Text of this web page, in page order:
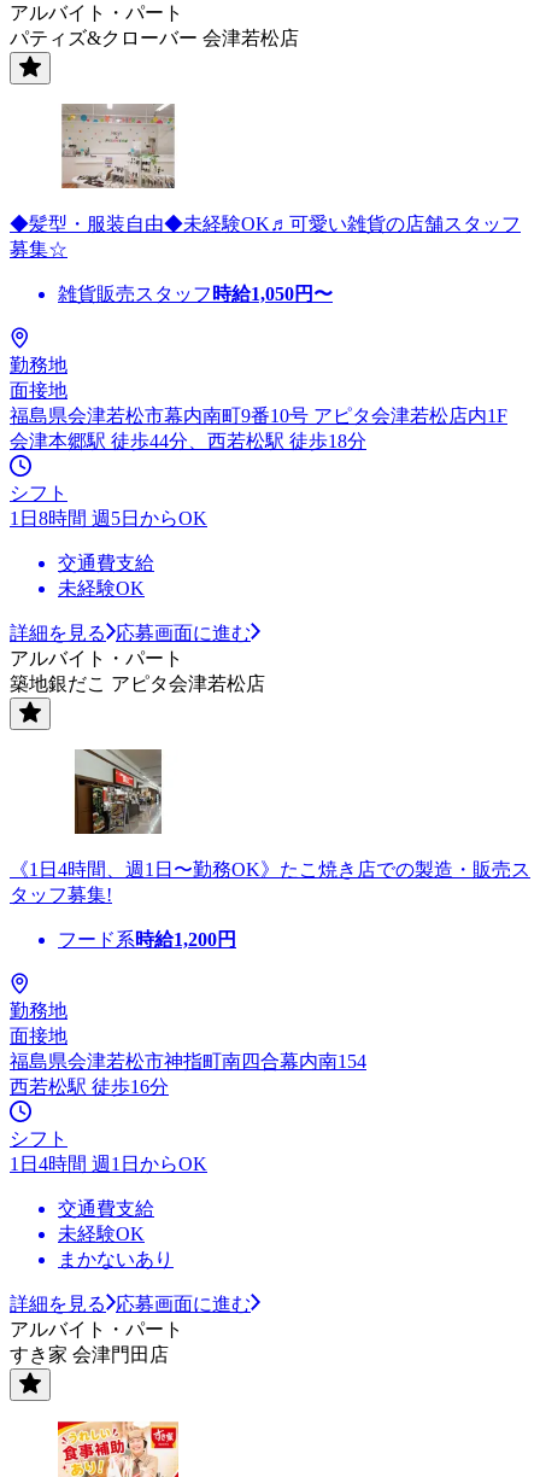
アルバイト・パート
パティズ&クローバー 会津若松店
◆髪型・服装自由◆未経験OK♬可愛い雑貨の店舗スタッフ
募集☆
雑貨販売スタッフ 時給1,050円〜
勤務地
面接地
福島県会津若松市幕内南町9番10号 アピタ会津若松店内1F
会津本郷駅 徒歩44分、西若松駅 徒歩18分
シフト
1日8時間 週5日からOK
交通費支給
未経験OK
詳細を見る
応募画面に進む
アルバイト・パート
築地銀だこ アピタ会津若松店
《1日4時間、週1日〜勤務OK》たこ焼き店での製造・販売ス
タッフ募集!
フード系時給1,200円
勤務地
面接地
福島県会津若松市神指町南四合幕内南154
西若松駅 徒歩16分
シフト
1日4時間 週1日からOK
交通費支給
未経験OK
まかないあり
詳細を見る
応募画面に進む
アルバイト・パート
すき家 会津門田店